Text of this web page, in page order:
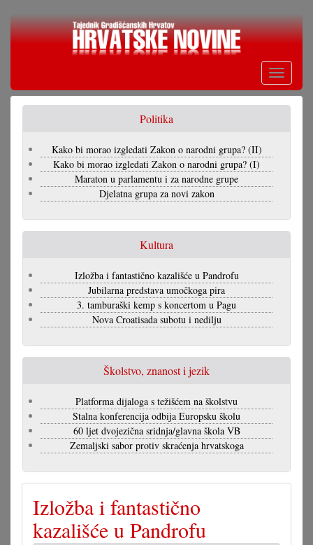
Skoči
Toggle
Politika
Kako bi morao izgledati Zakon o narodni grupa? (II)
Kako bi morao izgledati Zakon o narodni grupa? (I)
Maraton u parlamentu i za narodne grupe
Djelatna grupa za novi zakon
Kultura
Izložba i fantastično kazališće u Pandrofu
Jubilarna predstava umočkoga pira
3. tamburaški kemp s koncertom u Pagu
Nova Croatisada subotu i nedilju
Školstvo, znanost i jezik
Platforma dijaloga s težišćem na školstvu
Stalna konferencija odbija Europsku školu
60 ljet dvojezična sridnja/glavna škola VB
Zemaljski sabor protiv skraćenja hrvatskoga
Izložba i fantastično
kazališće u Pandrofu